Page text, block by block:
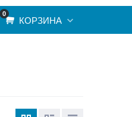
0
КОРЗИНА